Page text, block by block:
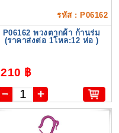
รหัส : P06162
P06162 พวงตากผ้า ก้านร่ม
(ราคาส่งต่อ 1โหล:12 ห่อ )
210 ฿